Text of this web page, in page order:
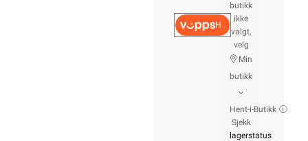
Hurtigkasse
butikk
ikke
valgt,
velg
Min
butikk
Hent-i-Butikk
Sjekk
lagerstatus